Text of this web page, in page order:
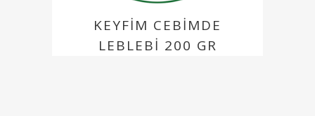
KEYFIM CEBIMDE
LEBLEBI 200 GR